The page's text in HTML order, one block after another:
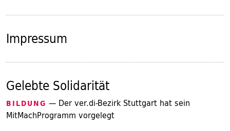
Impressum
Gelebte Solidarität
BILDUNG — Der ver.di-Bezirk Stuttgart hat sein
MitMachProgramm vorgelegt